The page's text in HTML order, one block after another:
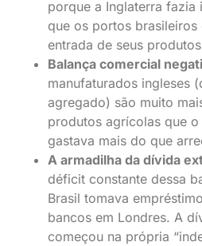
porque a Inglaterra fazia
que os portos brasileiros
entrada de seus
Balança comercial
manufaturados ingleses
agregado) são muito
produtos agrícolas que
gastava mais do que
A armadilha da dívida
déficit constante dessa
Brasil tomava
bancos em Londres. A
começou na própria